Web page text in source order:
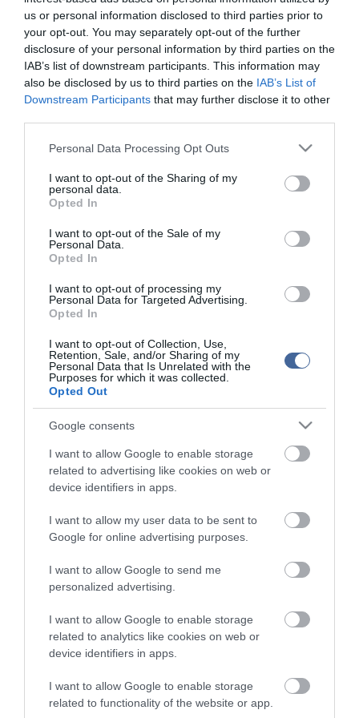
us or personal information disclosed to third parties prior to
your opt-out. You may separately opt-out of the further
disclosure of your personal information by third parties on the
IAB’s list of downstream participants. This information may
also be disclosed by us to third parties on the IAB’s List of
Downstream Participants that may further disclose it to other
Please note that this website/app uses one or more Google
not limited to your visit or usage behaviour. You may click to
grant or deny consent to Google and its third-party tags to
use your data for below specified purposes in below Google
consent section.
Personal Data Processing Opt Outs
I want to opt-out of the Sharing of my
personal data.
Opted In
I want to opt-out of the Sale of my
Personal Data.
Opted In
I want to opt-out of processing my
Personal Data for Targeted Advertising.
Opted In
I want to opt-out of Collection, Use,
Retention, Sale, and/or Sharing of my
Personal Data that Is Unrelated with the
Purposes for which it was collected.
Opted Out
Google consents
I want to allow Google to enable storage
related to advertising like cookies on web or
device identifiers in apps.
I want to allow my user data to be sent to
Google for online advertising purposes.
I want to allow Google to send me
personalized advertising.
I want to allow Google to enable storage
related to analytics like cookies on web or
device identifiers in apps.
I want to allow Google to enable storage
related to functionality of the website or app.
rendje volt, amelyek a késő triász kortól a kréta időszak végéig
éltek.
A pteroszauruszok voltak az első gerincesek, amelyek szert tettek
a repülés képességére. A korai fajoknak hosszú, fogakkal teli
állkapcsa volt és hosszú farka, a későbbi formák esetében a farok
jelentősen megrövidült és voltak olyan fajok, amelyeknél a fogak is
Nagy területen ég a nádas
sárkánynak
Figyelem! A cikkhez hozzáfűzött hozzászólások nem a
tükrözik. A szerkesztőség mindössze a hírek publikációjával foglalkozik, a
kommenteket nem tudja befolyásolni - azok az olvasók személyes véleményét
tartalmazzák.
Kérjük, kulturáltan, mások személyiségi jogainak és jó hírnevének tiszteletben
tartásával kommenteljenek!
ma.hu legfrissebb hírei:
Saját életét is kockára tette a magyar erdész, hogy
Második világháborús MG-42 géppuskát emeltek ki a
Dunából - a rendőrség lefoglalta
A Miniszterelnökség felmondta a Lounge Eventtel kötött
Megérkezett az eső a Duna vízgyűjtőjére
ingatlanmaffia ügyében